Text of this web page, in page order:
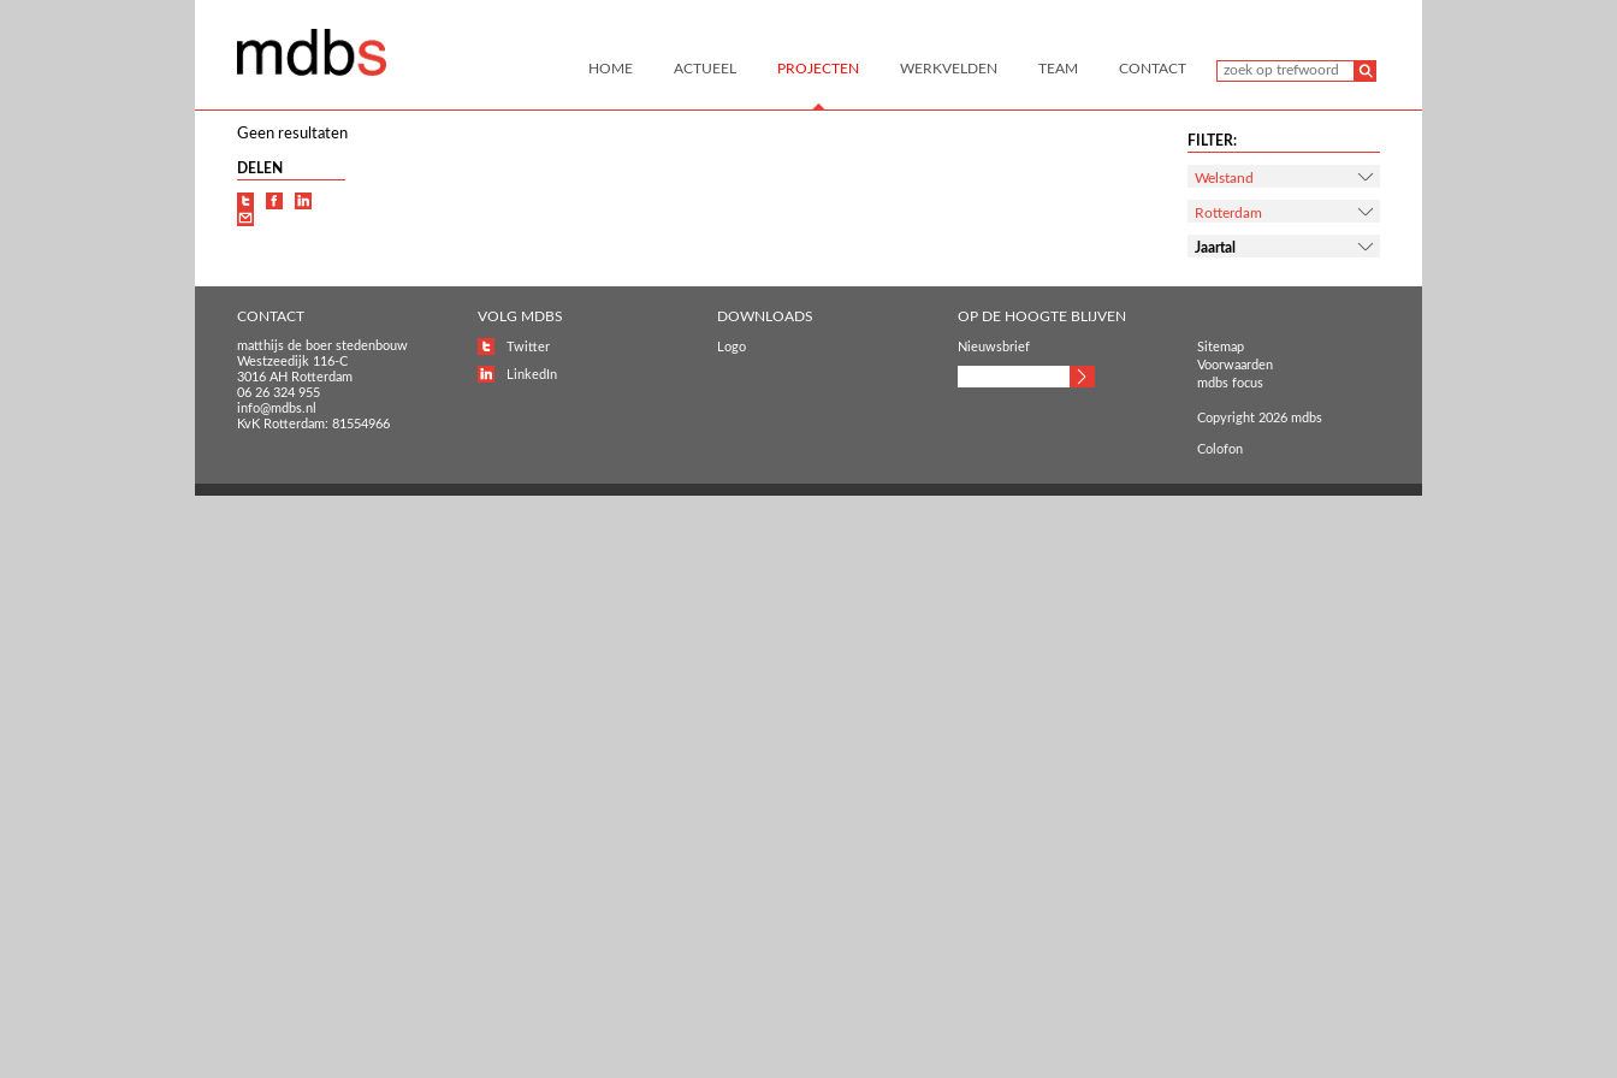
HOME ACTUEEL PROJECTEN WERKVELDEN TEAM CONTACT
Geen resultaten
DELEN
FILTER:
Welstand
Rotterdam
Jaartal
CONTACT
matthijs de boer stedenbouw
Westzeedijk 116-C
3016 AH Rotterdam
06 26 324 955
info@mdbs.nl
KvK Rotterdam: 81554966
VOLG MDBS
Twitter
LinkedIn
DOWNLOADS
Logo
OP DE HOOGTE BLIJVEN
Nieuwsbrief
Sitemap
Voorwaarden
mdbs focus
Copyright 2026 mdbs
Colofon